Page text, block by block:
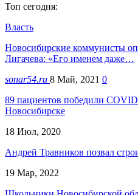
Топ сегодня:
Власть
Новосибирские коммунисты
Лигачева: «Его именем даже…
sonar54.ru 8 Май, 2021 0
89 пациентов победили
Новосибирске
18 Июл, 2020
Андрей Травников позвал
19 Мар, 2022